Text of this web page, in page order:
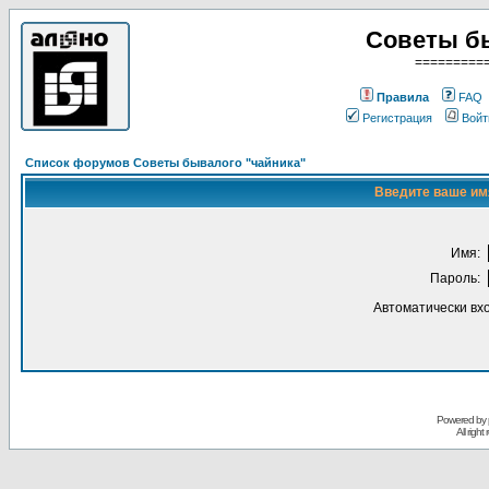
Советы
Правила
FAQ
Регистрация
Список форумов Советы бывалого "чайника"
Введите ваше
Имя:
Пароль:
Автоматически
Powered
All right